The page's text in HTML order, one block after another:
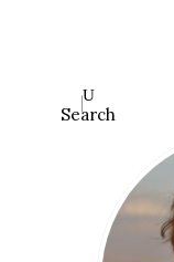
Search